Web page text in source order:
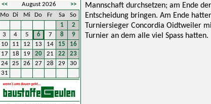
<< >>
August 2026
Mo Di Mi Do Fr Sa
So
1
2
3
4 5 6 7 8
9
10
11 12 13 14 15
16
17
18 19 20 21 22
23
24
25 26 27 28 29
30
31
Mannschaft durchsetzen; am Ende
Entscheidung bringen. Am Ende
Turniersieger Concordia Oidtweiler
Turnier an dem alle viel Spass hatten.